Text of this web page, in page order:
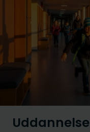
Uddannelse